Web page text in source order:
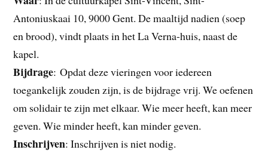
Antoniuskaai 10, 9000 Gent. De maaltijd nadien (soep
en brood), vindt plaats in het La Verna-huis, naast de
kapel.
Bijdrage: Opdat deze vieringen voor iedereen
toegankelijk zouden zijn, is de bijdrage vrij. We oefenen
om solidair te zijn met elkaar. Wie meer heeft, kan meer
geven. Wie minder heeft, kan minder geven.
Inschrijven: Inschrijven is niet nodig.